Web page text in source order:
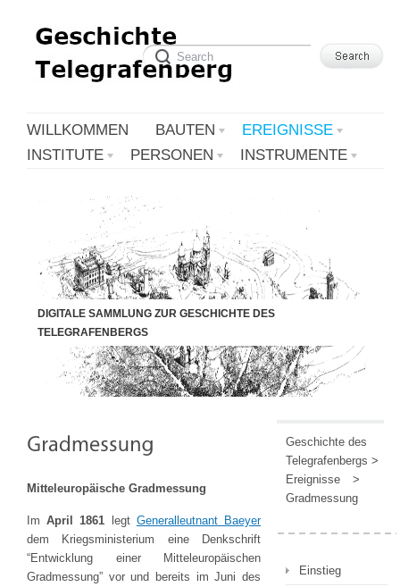
WILLKOMMEN BAUTEN
EREIGNISSE
INSTITUTE
PERSONEN INSTRUMENTE
DIGITALE SAMMLUNG ZUR GESCHICHTE DES
TELEGRAFENBERGS
Mitteleuropäische Gradmessung
ImApril 1861 legt Generalleutnant Baeyer
dem Kriegsministerium eine Denkschrift
“Entwicklung einer Mitteleuropäischen
Gradmessung” vor und bereits im Juni des
Geschichte des
Telegrafenbergs >
Ereignisse
>
Gradmessung
Einstieg